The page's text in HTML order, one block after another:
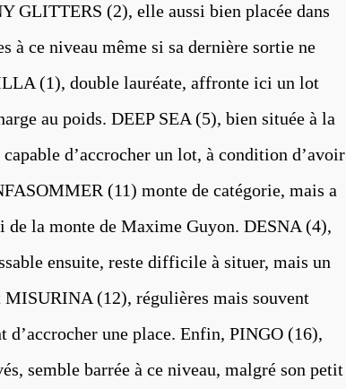
GLITTERS (2), elle aussi bien placée dans
à ce niveau même si sa dernière sortie ne
(1), double lauréate, affronte ici un lot
au poids. DEEP SEA (5), bien située à la
d’accrocher un lot, à condition d’avoir
(11) monte de catégorie, mais a
la monte de Maxime Guyon. DESNA (4),
ensuite, reste difficile à situer, mais un
(12), régulières mais souvent
d’accrocher une place. Enfin, PINGO (16),
semble barrée à ce niveau, malgré son petit